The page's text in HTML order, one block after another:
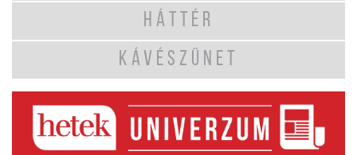
HÁTTÉR
KÁVÉSZÜNET